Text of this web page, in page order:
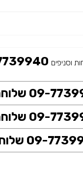
וסניפים
שלוחה 1 (מעבדה ראשית)
שלוחה 3
שלוחה 4